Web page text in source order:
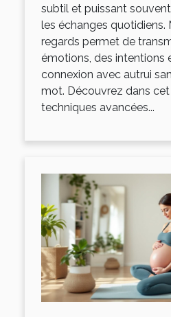
subtil et puissant
les échanges quotidiens.
regards permet de
émotions, des intentions
connexion avec autrui
mot. Découvrez dans
techniques avancées...